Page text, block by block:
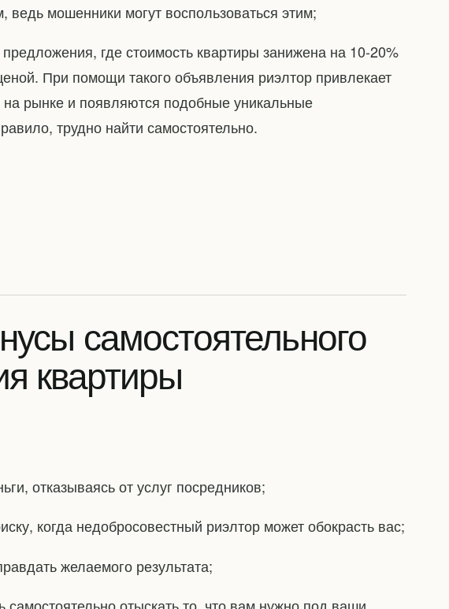
ведь мошенники могут воспользоваться этим;
предложения, где стоимость квартиры занижена на 10-20%
При помощи такого объявления риэлтор привлекает
рынке и появляются подобные уникальные
трудно найти самостоятельно.
самостоятельного
квартиры
отказываясь от услуг посредников;
когда недобросовестный риэлтор может обокрасть вас;
желаемого результата;